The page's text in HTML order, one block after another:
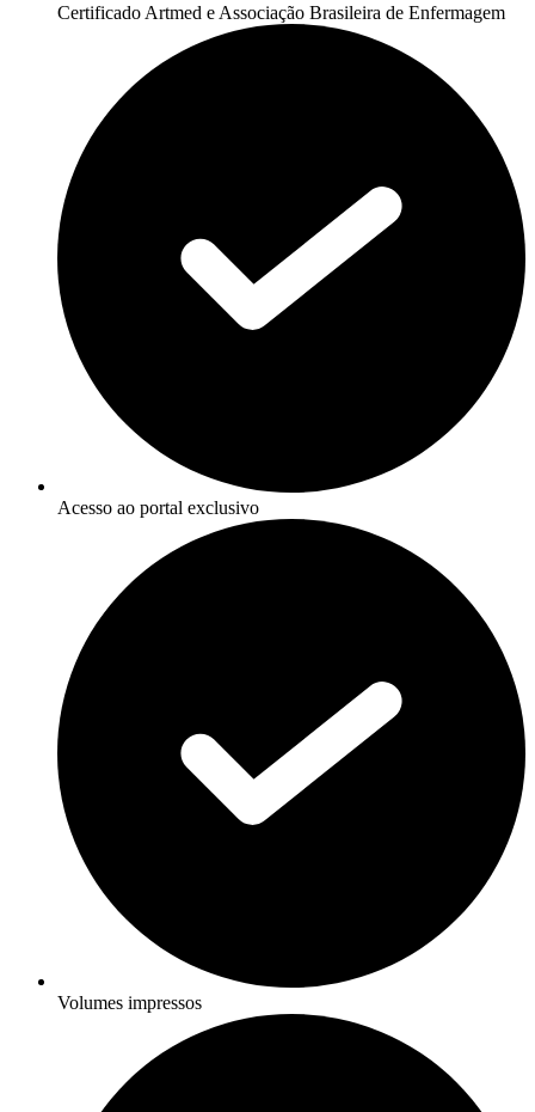
Certificado Artmed e Associação Brasileira de Enfermagem
Acesso ao portal exclusivo
Volumes impressos